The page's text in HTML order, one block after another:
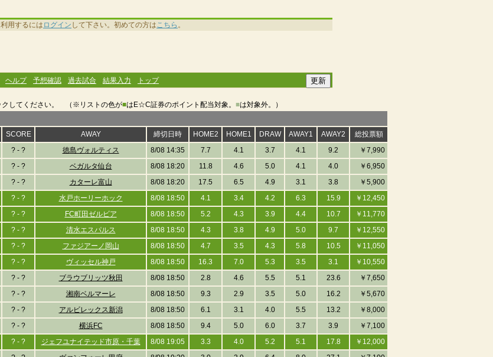
用するには ログイン して下さい。初めての方はこちら 。
ヘルプ 予想確認 過去試合 結果入力 トップ
クしてください。 （※リストの色が■はE☆C証券のポイント配当対象。 ■は対象外。）
SCORE AWAY 締切日時 HOME2 HOME1 DRAW AWAY1 AWAY2
総投票額
? - ? 徳島ヴォルティス 8/08 14:35 7.7 4.1 3.7 4.1 9.2
￥7,990
? - ? ベガルタ仙台 8/08 18:20 11.8 4.6 5.0 4.1 4.0
￥6,950
? - ? カターレ富山 8/08 18:20 17.5 6.5 4.9 3.1 3.8
￥5,900
? - ? 水戸ホーリーホック 8/08 18:50 4.1 3.4 4.2 6.3 15.9
￥12,450
? - ? FC町田ゼルビア 8/08 18:50 5.2 4.3 3.9 4.4 10.7
￥11,770
? - ? 清水エスパルス 8/08 18:50 4.3 3.8 4.9 5.0 9.7
￥12,550
? - ? ファジアーノ岡山 8/08 18:50 4.7 3.5 4.3 5.8 10.5
￥11,050
? - ? ヴィッセル神戸 8/08 18:50 16.3 7.0 5.3 3.5 3.1
￥10,550
? - ? ブラウブリッツ秋田 8/08 18:50 2.8 4.6 5.5 5.1 23.6
￥7,650
? - ? 湘南ベルマーレ 8/08 18:50 9.3 2.9 3.5 5.0 16.2
￥5,670
? - ? アルビレックス新潟 8/08 18:50 6.1 3.1 4.0 5.5 13.2
￥8,000
? - ? 横浜FC 8/08 18:50 9.4 5.0 6.0 3.7 3.9
￥7,100
? - ? ジェフユナイテッド市原・千葉 8/08 19:05 3.3 4.0 5.2 5.1 17.8
￥12,000